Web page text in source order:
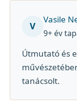
V
Vasile
9+ év
Útmutató és
tanácsolt.